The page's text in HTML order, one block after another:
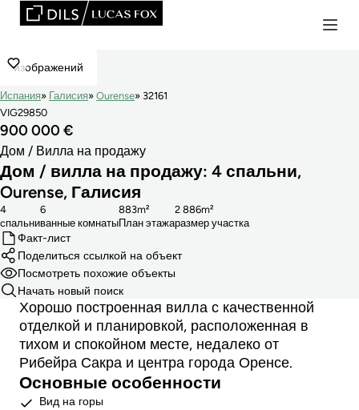
изображений
Испания Галисия Ourense
32161
VIG29850
900 000 €
Дом / Вилла на продажу
Дом / вилла на продажу: 4 спальни,
Ourense, Галисия
cпальни
4
ванные комнаты
6
План этажа
883m²
размер участка
2 886m²
Факт-лист
Поделиться ссылкой на объект
Посмотреть похожие объекты
Начать новый поиск
Хорошо построенная вилла с качественной
отделкой и планировкой, расположенная в
тихом и спокойном месте, недалеко от
Рибейра Сакра и центра города Оренсе.
Основные особенности
Вид на горы